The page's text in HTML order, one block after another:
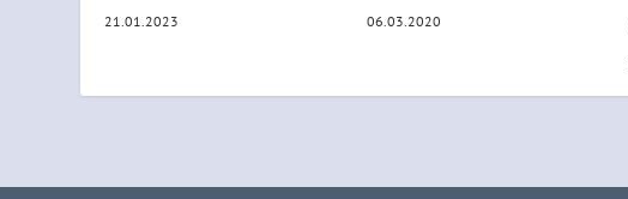
21.01.2023 06.03.2020